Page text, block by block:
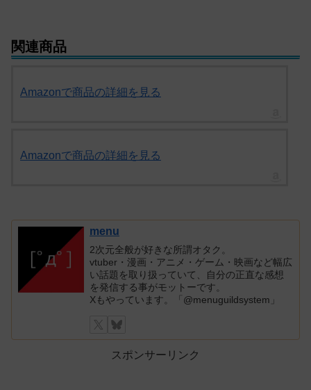
関連商品
Amazonで商品の詳細を見る
Amazonで商品の詳細を見る
menu
2次元全般が好きな所謂オタク。
vtuber・漫画・アニメ・ゲーム・映画など幅広
い話題を取り扱っていて、自分の正直な感想
を発信する事がモットーです。
Xもやっています。「@menuguildsystem」
スポンサーリンク